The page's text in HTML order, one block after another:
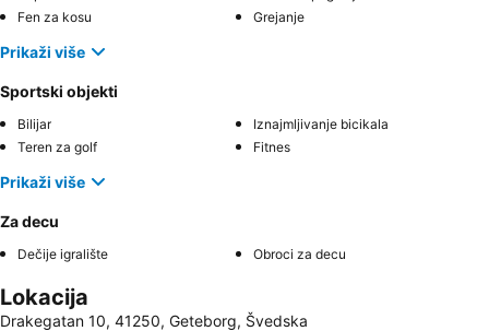
Fen za kosu
Grejanje
Prikaži više
Sportski objekti
Bilijar
Iznajmljivanje bicikala
Teren za golf
Fitnes
Prikaži više
Za decu
Dečije igralište Obroci za decu
Lokacija
Drakegatan 10, 41250, Geteborg, Švedska